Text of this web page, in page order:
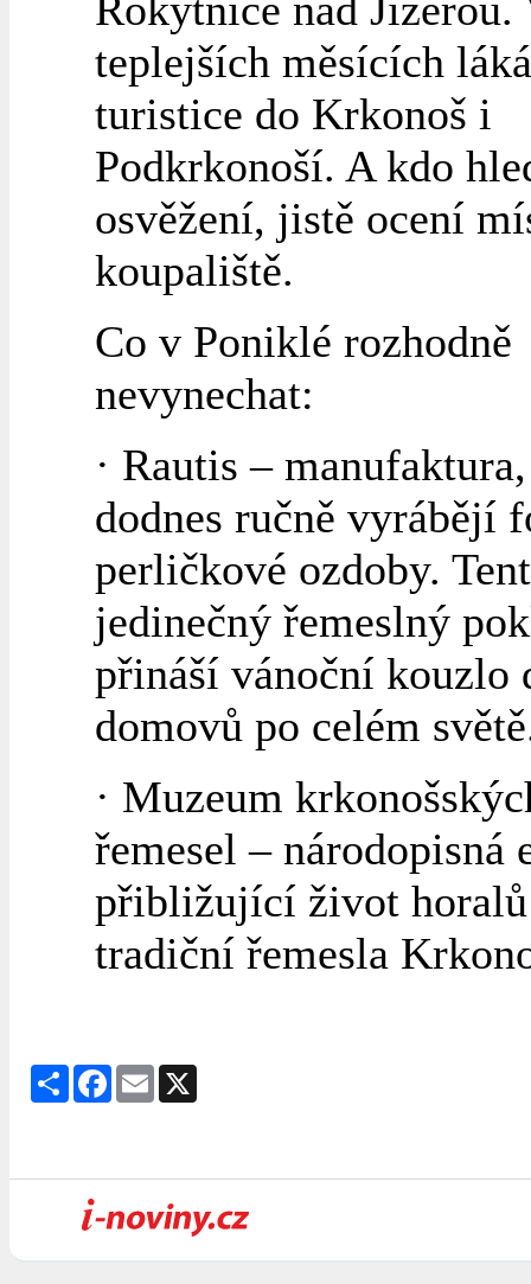
Rokytnice nad Jizerou.
teplejších měsících
turistice do Krkonoš i
Podkrkonoší. A kdo
osvěžení, jistě ocení
koupaliště.
Co v Poniklé rozhodně
nevynechat:
· Rautis –
dodnes ručně vyrábějí
perličkové ozdoby.
jedinečný řemeslný
přináší vánoční kouzlo
domovů po celém
· Muzeum
řemesel – národopisná
přibližující život
tradiční řemesla
Share Facebook
Email